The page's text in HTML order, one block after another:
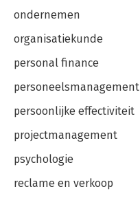
ondernemen
organisatiekunde
personal finance
personeelsmanagement
persoonlijke effectiviteit
projectmanagement
psychologie
reclame en verkoop